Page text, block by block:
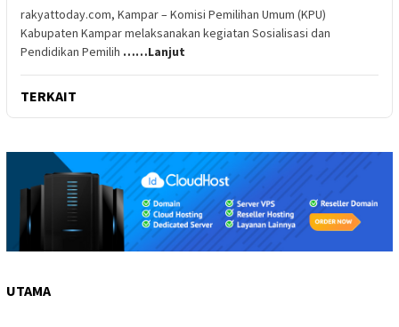
rakyattoday.com, Kampar – Komisi Pemilihan Umum (KPU)
Kabupaten Kampar melaksanakan kegiatan Sosialisasi dan
Pendidikan Pemilih ……Lanjut
TERKAIT
UTAMA